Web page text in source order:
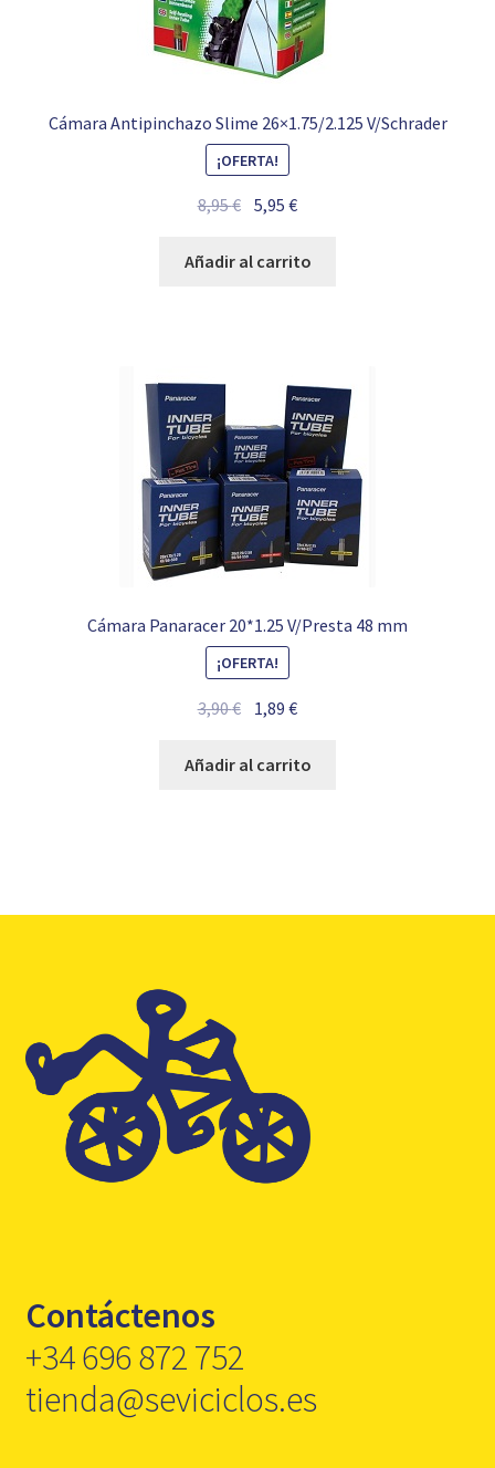
Cámara Antipinchazo Slime 26×1.75/2.125 V/Schrader
¡OFERTA!
8,95€ El
original
5,95€El
actual
Añadir al carrito
Cámara Panaracer 20*1.25 V/Presta 48 mm
¡OFERTA!
3,90€ El
original
1,89€El
actual
Añadir al carrito
Contáctenos
+34 696 872 752
tienda@seviciclos.es